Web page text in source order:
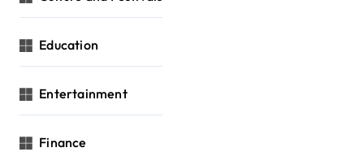
Education
Entertainment
Finance